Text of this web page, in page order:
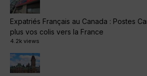
Expatriés Français au Canada : Postes
plus vos colis vers la France
4.2k views